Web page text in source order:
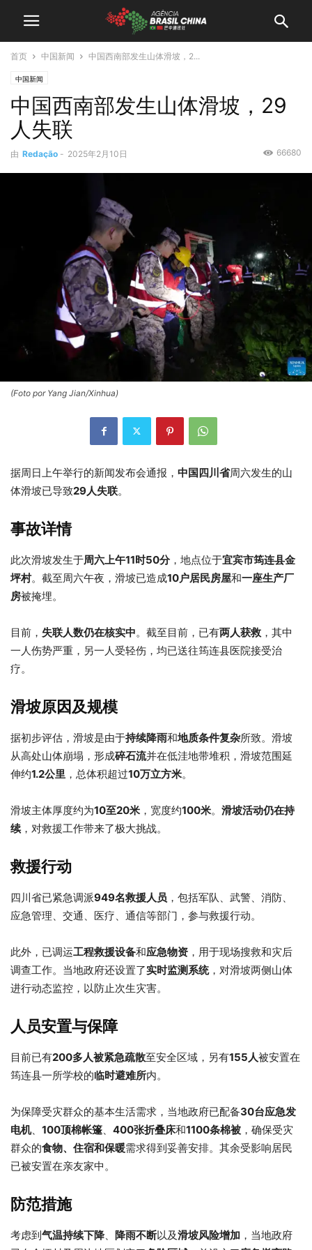
首页 中国新闻 中国西南部发生山体滑坡，2...
中国新闻
中国西南部发生山体滑坡，29
人失联
由 Redação - 2025年2月10日 66680
(Foto por Yang Jian/Xinhua)
据周日上午举行的新闻发布会通报， 中国四川省周六发生的山
体滑坡已导致29人失联。
事故详情
此次滑坡发生于周六上午11时50分，地点位于宜宾市筠连县金
坪村。截至周六午夜，滑坡已造成10户居民房屋和一座生产厂
房被掩埋。
目前， 失联人数仍在核实中。截至目前，已有两人获救 ，其中
一人伤势严重，另一人受轻伤，均已送往筠连县医院接受治
疗。
滑坡原因及规模
据初步评估，滑坡是由于持续降雨和地质条件复杂所致。滑坡
从高处山体崩塌，形成碎石流并在低洼地带堆积，滑坡范围延
伸约1.2公里 ，总体积超过10万立方米。
滑坡主体厚度约为10至20米 ，宽度约100米。 滑坡活动仍在持
续，对救援工作带来了极大挑战。
救援行动
四川省已紧急调派949名救援人员 ，包括军队、武警、消防、
应急管理、交通、医疗、通信等部门，参与救援行动。
此外，已调运工程救援设备和应急物资 ，用于现场搜救和灾后
调查工作。当地政府还设置了实时监测系统，对滑坡两侧山体
进行动态监控，以防止次生灾害。
人员安置与保障
目前已有200多人被紧急疏散至安全区域，另有155人被安置在
筠连县一所学校的临时避难所内。
为保障受灾群众的基本生活需求，当地政府已配备30台应急发
电机、 100顶棉帐篷、 400张折叠床和1100条棉被 ，确保受灾
群众的食物、住宿和保暖需求得到妥善安排。其余受影响居民
已被安置在亲友家中。
防范措施
考虑到气温持续下降、 降雨不断以及滑坡风险增加 ，当地政府